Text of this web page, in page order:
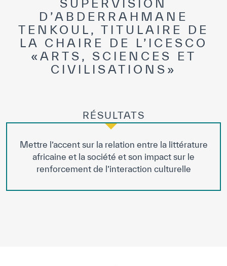
SUPERVISION
D’ABDERRAHMANE
TENKOUL, TITULAIRE DE
LA CHAIRE DE L’ICESCO
«ARTS, SCIENCES ET
CIVILISATIONS»
RÉSULTATS
Mettre l’accent sur la relation entre la littérature
africaine et la société et son impact sur le
renforcement de l’interaction culturelle